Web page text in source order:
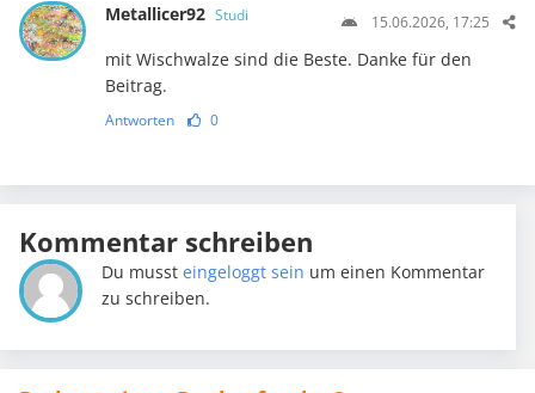
Metallicer92 Studi 15.06.2026, 17:25
mit Wischwalze sind die Beste. Danke für den
Beitrag.
Antworten 0
Kommentar schreiben
Du mussteingeloggt sein um einen Kommentar
zu schreiben.